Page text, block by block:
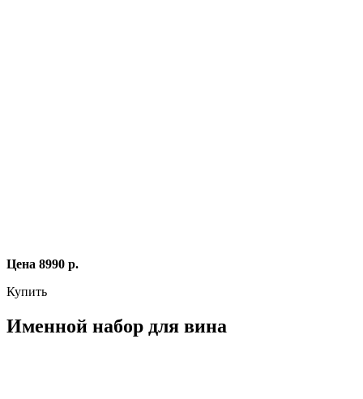
Цена 8990 р.
Купить
Именной набор для вина